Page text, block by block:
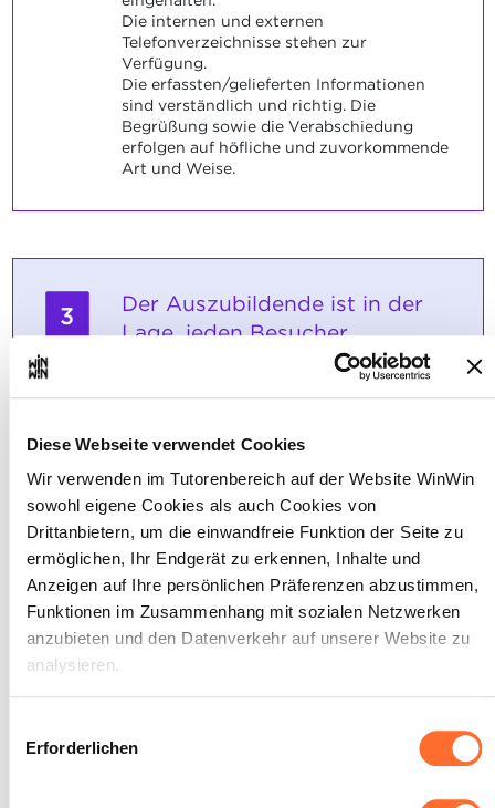
Diese Webseite verwendet Cookies
Wir verwenden im Tutorenbereich auf der Website WinWin
sowohl eigene Cookies als auch Cookies von
Drittanbietern, um die einwandfreie Funktion der Seite zu
ermöglichen, Ihr Endgerät zu erkennen, Inhalte und
Anzeigen auf Ihre persönlichen Präferenzen abzustimmen,
Funktionen im Zusammenhang mit sozialen Netzwerken
anzubieten und den Datenverkehr auf unserer Website zu
analysieren.
akzeptieren, ablehnen oder konfigurieren. Davon
ausgenommen sind Cookies, die für die Funktion der
Website unbedingt erforderlich sind. Eine Beschreibung der
Erforderlichen
Die internen und externen
Telefonverzeichnisse stehen zur
Verfügung.
Die erfassten/gelieferten Informationen
sind verständlich und richtig. Die
Begrüßung sowie die Verabschiedung
erfolgen auf höfliche und zuvorkommende
Art und Weise.
3
Der Auszubildende ist in der
Lage, jeden Besucher
professionell zu empfangen.
INDIKATOREN
Die wesentlichen Regeln für den Empfang
eines Besuchers sind bekannt: • den
Besucher bei seiner Ankunft begrüßen, •
sein Anliegen richtig verstehen, • den
Gesprächspartner/die Kontaktperson
ausfindig machen, • dem Besucher
seinem Gesprächspartner beschreiben, •
den Besucher verabschieden.